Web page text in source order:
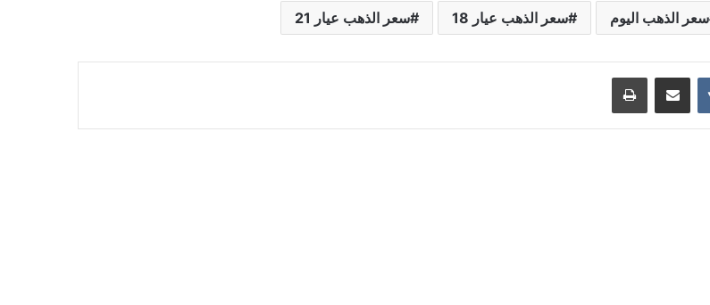
سعر الذهب اليوم سعر الذهب عيار 18 سعر الذهب عيار 21
مشاركة عبر البريد طباعة